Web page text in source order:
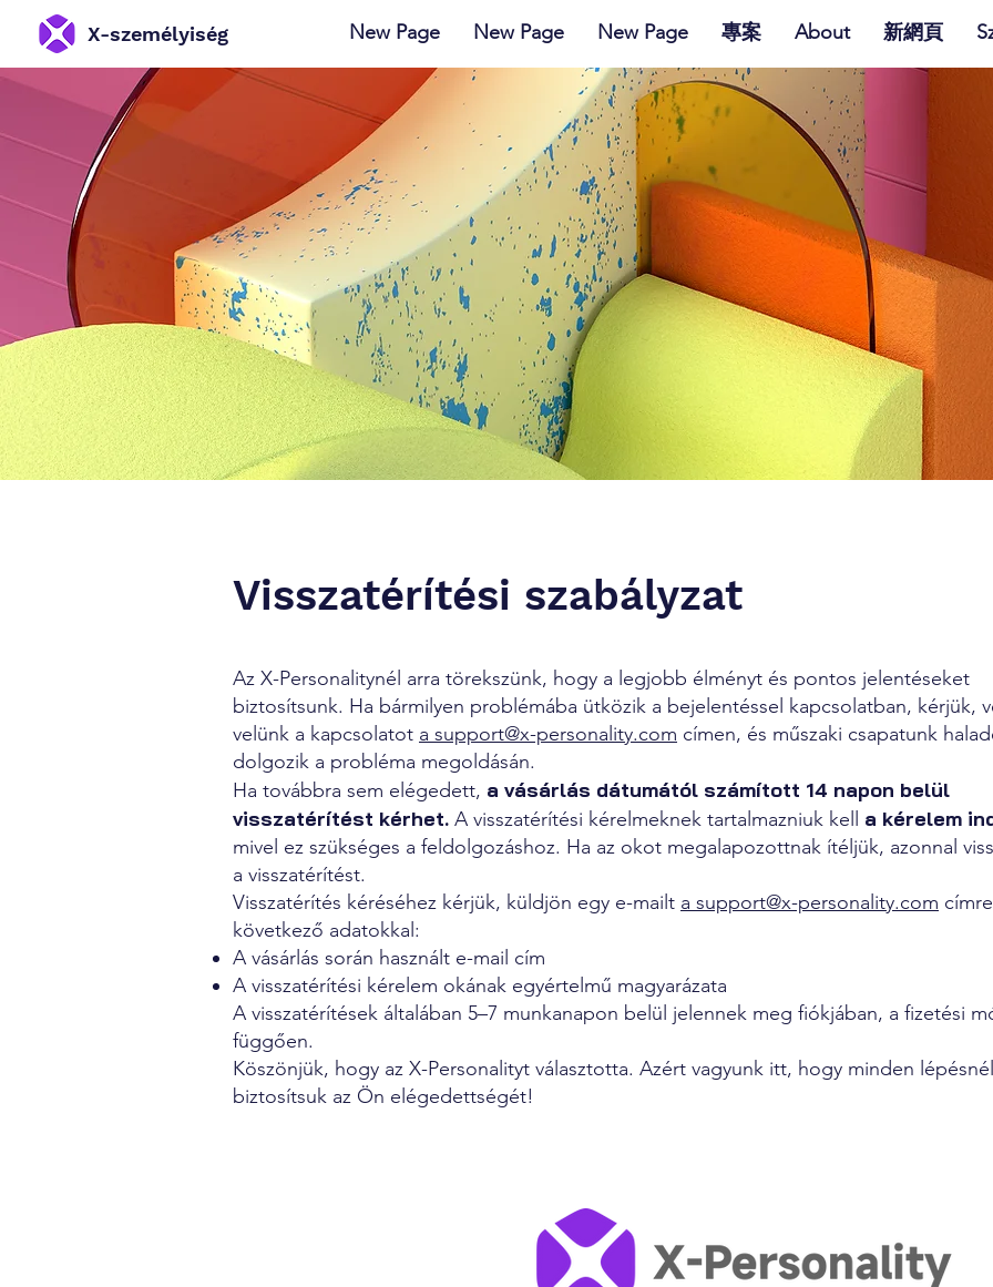
X-személyiség New Page New Page New Page 專案 About 新網頁
Visszatérítési szabályzat
Az X-Personalitynél arra törekszünk, hogy a legjobb élményt és pontos jelentéseket
biztosítsunk. Ha bármilyen problémába ütközik a bejelentéssel kapcsolatban, kérjük,
velünk a kapcsolatot a support@x-personality.com címen, és műszaki csapatunk
dolgozik a probléma megoldásán.
Ha továbbra sem elégedett, a vásárlás dátumától számított 14 napon belül
visszatérítést kérhet. A visszatérítési kérelmeknek tartalmazniuk kell a kérelem
mivel ez szükséges a feldolgozáshoz. Ha az okot megalapozottnak ítéljük, azonnal
a visszatérítést.
Visszatérítés kéréséhez kérjük, küldjön egy e-mailt a support@x-personality.com
következő adatokkal:
A vásárlás során használt e-mail cím
A visszatérítési kérelem okának egyértelmű magyarázata
A visszatérítések általában 5–7 munkanapon belül jelennek meg fiókjában, a fizetési
függően.
Köszönjük, hogy az X-Personalityt választotta. Azért vagyunk itt, hogy minden lépésnél
biztosítsuk az Ön elégedettségét!